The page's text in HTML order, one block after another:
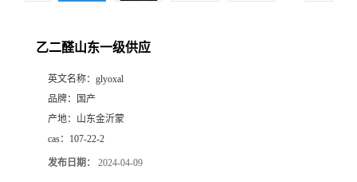
乙二醛山东一级供应
英文名称： glyoxal
品牌：
国产
产地： 山东金沂蒙
cas： 107-22-2
发布日期： 2024-04-09